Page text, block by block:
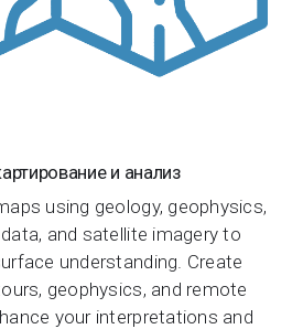
и анализ
using geology, geophysics,
and satellite imagery to
understanding. Create
geophysics, and remote
your interpretations and